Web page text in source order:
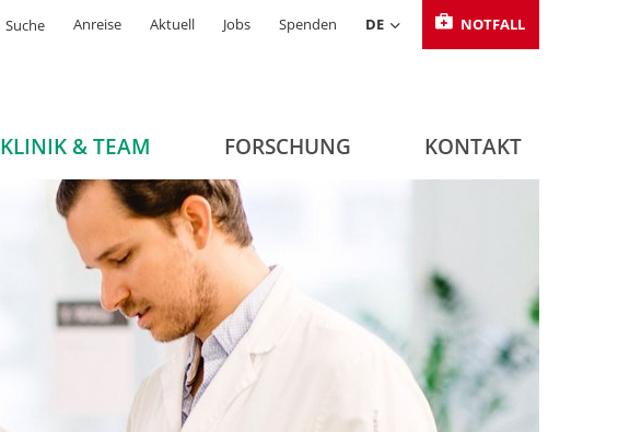
Suche NOTFALL
Anreise Aktuell Jobs Spenden DE
KLINIK & TEAM FORSCHUNG KONTAKT